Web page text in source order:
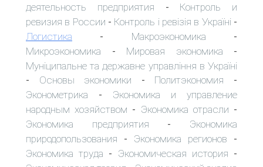
деятельность предприятия - Контроль и
ревизия в России - Контроль і ревізія в Україні -
Логистика - Макроэкономика -
Микроэкономика - Мировая экономика -
Муніципальне та державне управління в Україні
- Основы экономики - Политэкономия -
Эконометрика - Экономика и управление
народным хозяйством - Экономика отрасли -
Экономика предприятия - Экономика
природопользования - Экономика регионов -
Экономика труда - Экономическая история -